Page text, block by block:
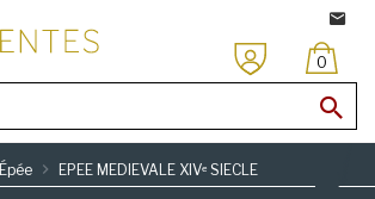
0
Épée EPEE MEDIEVALE XIVᵉ SIECLE